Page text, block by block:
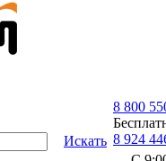
Искать
8 800
8 924